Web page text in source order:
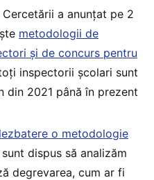
a anunțat pe 2
metodologii de
și de concurs pentru
inspectorii școlari sunt
din 2021 până în prezent
o metodologie
sunt dispus să analizăm
degrevarea, cum ar fi